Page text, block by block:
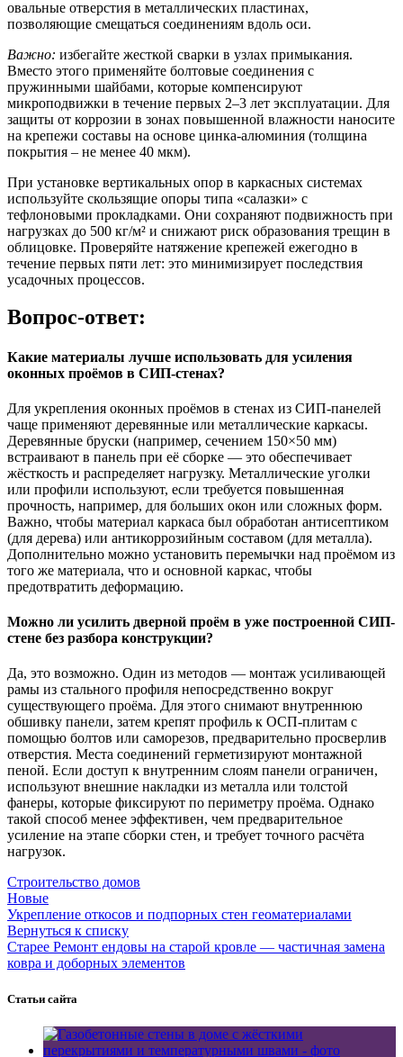
овальные отверстия в металлических пластинах,
позволяющие смещаться соединениям вдоль оси.
Важно: избегайте жесткой сварки в узлах примыкания.
Вместо этого применяйте болтовые соединения с
пружинными шайбами, которые компенсируют
микроподвижки в течение первых 2–3 лет эксплуатации. Для
защиты от коррозии в зонах повышенной влажности наносите
на крепежи составы на основе цинка-алюминия (толщина
покрытия – не менее 40 мкм).
При установке вертикальных опор в каркасных системах
используйте скользящие опоры типа «салазки» с
тефлоновыми прокладками. Они сохраняют подвижность при
нагрузках до 500 кг/м² и снижают риск образования трещин в
облицовке. Проверяйте натяжение крепежей ежегодно в
течение первых пяти лет: это минимизирует последствия
усадочных процессов.
Вопрос-ответ:
Какие материалы лучше использовать для усиления
оконных проёмов в СИП-стенах?
Для укрепления оконных проёмов в стенах из СИП-панелей
чаще применяют деревянные или металлические каркасы.
Деревянные бруски (например, сечением 150×50 мм)
встраивают в панель при её сборке — это обеспечивает
жёсткость и распределяет нагрузку. Металлические уголки
или профили используют, если требуется повышенная
прочность, например, для больших окон или сложных форм.
Важно, чтобы материал каркаса был обработан антисептиком
(для дерева) или антикоррозийным составом (для металла).
Дополнительно можно установить перемычки над проёмом из
того же материала, что и основной каркас, чтобы
предотвратить деформацию.
Можно ли усилить дверной проём в уже построенной СИП-
стене без разбора конструкции?
Да, это возможно. Один из методов — монтаж усиливающей
рамы из стального профиля непосредственно вокруг
существующего проёма. Для этого снимают внутреннюю
обшивку панели, затем крепят профиль к ОСП-плитам с
помощью болтов или саморезов, предварительно просверлив
отверстия. Места соединений герметизируют монтажной
пеной. Если доступ к внутренним слоям панели ограничен,
используют внешние накладки из металла или толстой
фанеры, которые фиксируют по периметру проёма. Однако
такой способ менее эффективен, чем предварительное
усиление на этапе сборки стен, и требует точного расчёта
нагрузок.
Строительство домов
Новые
Укрепление откосов и подпорных стен геоматериалами
Вернуться к списку
Старее Ремонт ендовы на старой кровле — частичная замена
ковра и доборных элементов
Статьи сайта